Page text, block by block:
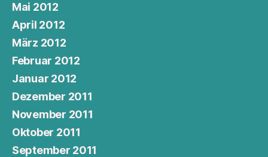
Mai 2012
April 2012
März 2012
Februar 2012
Januar 2012
Dezember 2011
November 2011
Oktober 2011
September 2011